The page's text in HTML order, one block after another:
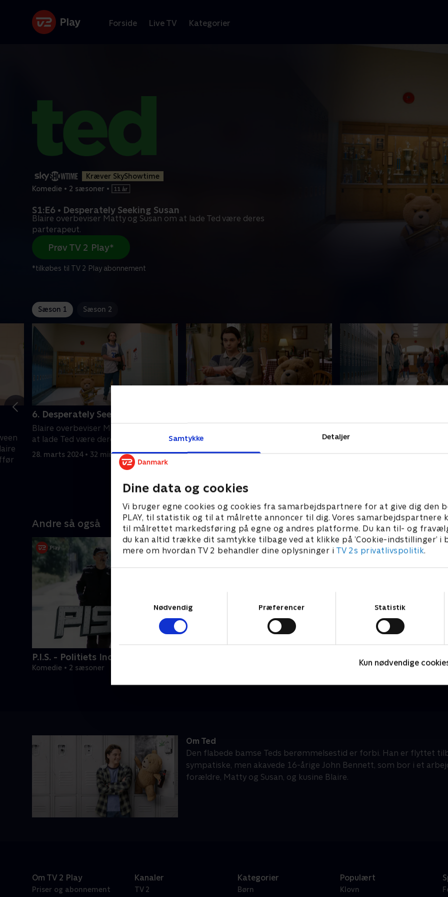
Samtykke Detaljer
Dine data og cookies
Vi bruger egne cookies og cookies fra samarbejdspartnere for at give dig den
PLAY, til statistik og til at målrette annoncer til dig. Vores samarbejdspartnere
til målrettet markedsføring på egne og andres platforme. Du kan til- og
du kan altid trække dit samtykke tilbage ved at klikke på ’Cookie-indstillinger’ i
mere om hvordan TV 2 behandler dine oplysninger i TV 2s privatlivspolitik.
Nødvendig
Præferencer Statistik
Kun nødvendige
Forside Live TV Kategorier
Kræver SkyShowtime
Komedie • 2 sæsoner •
S1:E6 • Desperately Seeking Susan
Blaire overbeviser Matty og Susan om at lade Ted være deres
parterapeut.
Prøv TV 2 Play*
*tilkøbes til TV 2 Play abonnement
Sæson 1 Sæson 2
6. Desperately Seeking Susan
Blaire overbeviser Matty og Susan om
at lade Ted være deres parterapeut.
28. marts 2024 • 32 min
opfyldelse. Det vender totalt op og
ned på Bennett-familiens dynamik
og John har fundet ud af, at
Andre så også
P.I.S. - Politiets IndsatsStyrke
Komedie • 2 sæsoner
Om Ted
Den flabede bamse Teds berømmelsestid er forbi. Han er flyttet
sympatiske, men akavede 16-årige John Bennett, som bor i et
forældre, Matty og Susan, og kusine Blaire.
Om TV 2 Play
Priser og abonnement
Kanaler
TV 2
Kategorier
Børn
Populært
Klovn